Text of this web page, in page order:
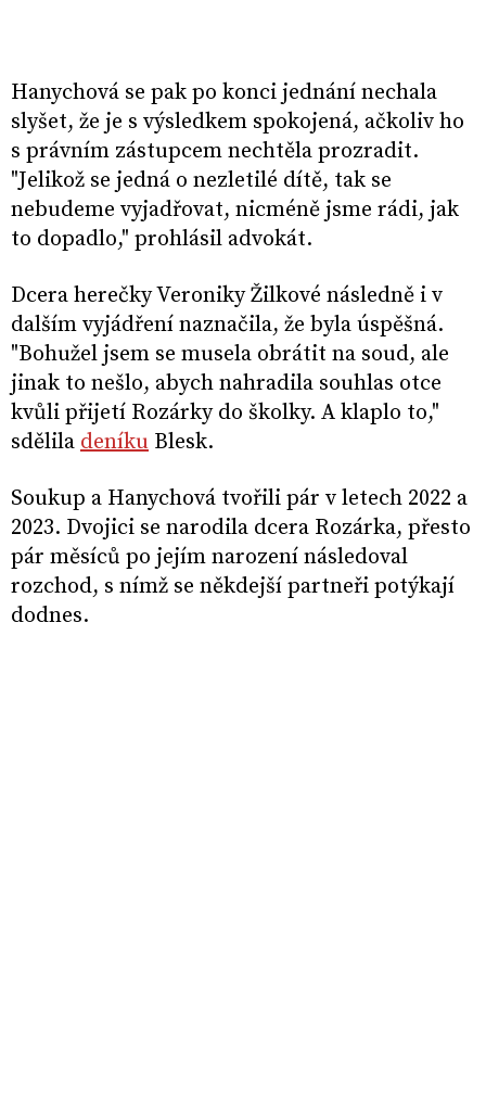
Hanychová se pak po konci jednání nechala
slyšet, že je s výsledkem spokojená, ačkoliv ho
s právním zástupcem nechtěla prozradit.
"Jelikož se jedná o nezletilé dítě, tak se
nebudeme vyjadřovat, nicméně jsme rádi, jak
to dopadlo," prohlásil advokát.
Dcera herečky Veroniky Žilkové následně i v
dalším vyjádření naznačila, že byla úspěšná.
"Bohužel jsem se musela obrátit na soud, ale
jinak to nešlo, abych nahradila souhlas otce
kvůli přijetí Rozárky do školky. A klaplo to,"
sdělila deníku Blesk.
Soukup a Hanychová tvořili pár v letech 2022 a
2023. Dvojici se narodila dcera Rozárka, přesto
pár měsíců po jejím narození následoval
rozchod, s nímž se někdejší partneři potýkají
dodnes.